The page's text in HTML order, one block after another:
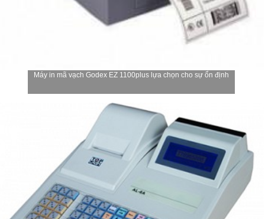
Máy in mã vạch Godex EZ 1100plus lựa chọn cho sự ổn định